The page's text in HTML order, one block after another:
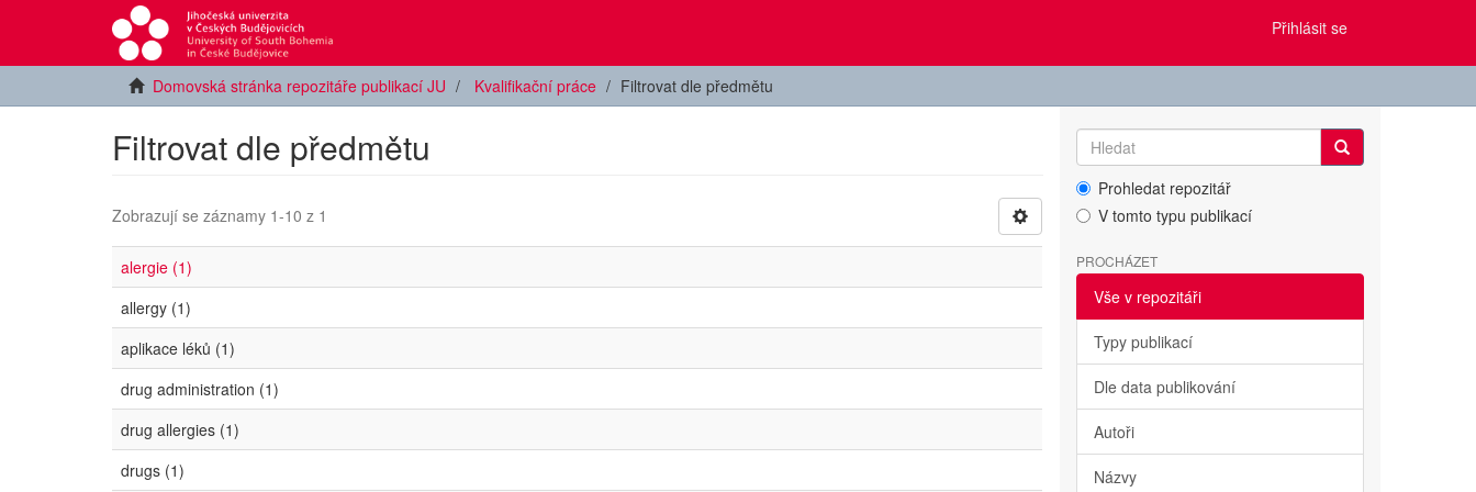
Přihlásit se
Domovská stránka repozitáře publikací JU Kvalifikační práce Filtrovat dle předmětu
Filtrovat dle předmětu
Zobrazují se záznamy 1-10 z 1
alergie (1)
allergy (1)
aplikace léků (1)
drug administration (1)
drug allergies (1)
drugs (1)
Prohledat repozitář
V tomto typu publikací
PROCHÁZET
Vše v repozitáři
Typy publikací
Dle data publikování
Autoři
Názvy